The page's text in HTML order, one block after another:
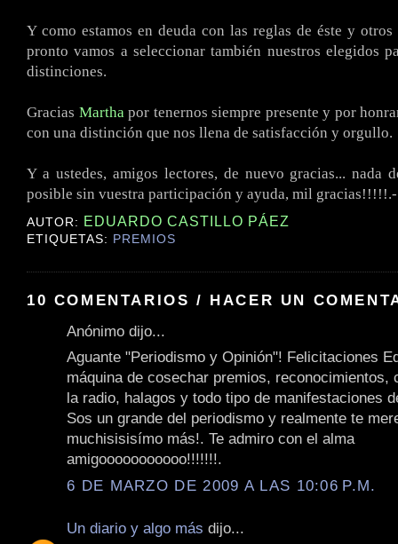
Y como estamos en deuda con las reglas de éste y
pronto vamos a seleccionar también nuestros elegidos
distinciones.
Gracias Marthapor tenernos siempre presente y por
con una distinción que nos llena de satisfacción y orgullo.
Y a ustedes, amigos lectores, de nuevo gracias... nada
posible sin vuestra participación y ayuda, mil gracias!!!!!.-
AUTOR: EDUARDO CASTILLO PÁEZ
ETIQUETAS: PREMIOS
10 COMENTARIOS / HACER UN
Anónimo dijo...
Aguante "Periodismo y Opinión"! Felicitaciones
máquina de cosechar premios, reconocimientos,
la radio, halagos y todo tipo de manifestaciones
Sos un grande del periodismo y realmente te
muchisisisímo más!. Te admiro con el alma
amigooooooooooo!!!!!!!.
6 DE MARZO DE 2009 A LAS 10:06 P.M.
Un diario y algo más dijo...